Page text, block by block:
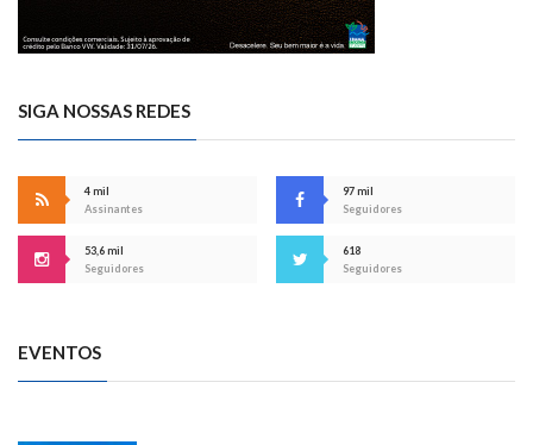
SIGA NOSSAS REDES
4 mil
Assinantes
97 mil
Seguidores
53,6 mil
Seguidores
618
Seguidores
EVENTOS